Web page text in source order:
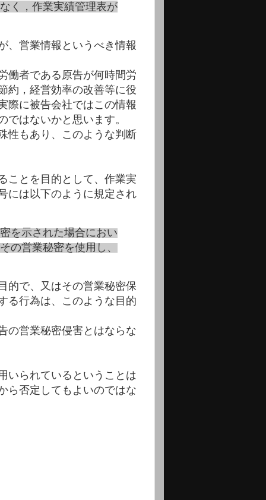
く，作業実績管理表が
、営業情報というべき情報
働者である原告が何時間労
約，経営効率の改善等に役
際に被告会社ではこの情報
はないかと思います。
性もあり、このような判断
ことを目的として、作業実
には以下のように規定され
を示された場合におい
の営業秘密を使用し、
的で、又はその営業秘密保
る行為は、このような目的
の営業秘密侵害とはならな
いられているということは
ら否定してもよいのではな